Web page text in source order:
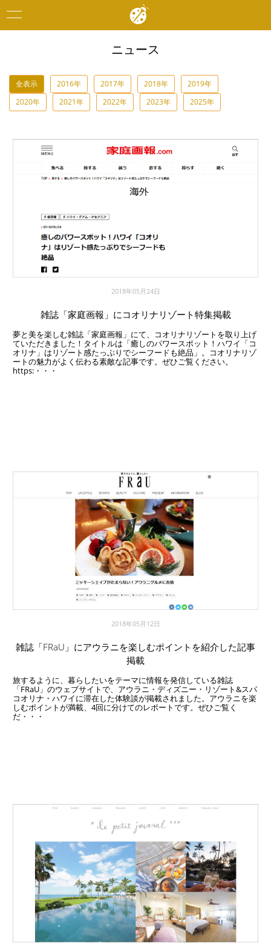
Toggle
ニュース
全表示 2016年 2017年 2018年
2019年
2020年
2021年 2022年 2023年 2025年
2018年05月24日
雑誌「家庭画報」にコオリナリゾート特集掲載
夢と美を楽しむ雑誌「家庭画報」にて、コオリナリゾートを取り上げ
ていただきました！タイトルは「癒しのパワースポット！ハワイ「コ
オリナ」はリゾート感たっぷりでシーフードも絶品」。コオリナリゾ
ートの魅力がよく伝わる素敵な記事です。ぜひご覧ください。
https:・・・
2018年05月12日
雑誌「FRaU」にアウラニを楽しむポイントを紹介した記事
掲載
旅するように、暮らしたいをテーマに情報を発信している雑誌
「FRaU」のウェブサイトで、アウラニ・ディズニー・リゾート&スパ
コオリナ・ハワイに滞在した体験談が掲載されました。アウラニを楽
しむポイントが満載、4回に分けてのレポートです。ぜひご覧く
だ・・・